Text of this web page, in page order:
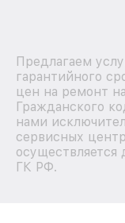
Предлагаем
гарантийного
цен на ремонт
Гражданского
нами
сервисных
осуществляется
ГК РФ.